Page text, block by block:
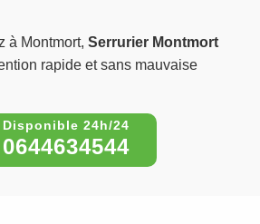
à Montmort, Serrurier Montmort
rapide et sans mauvaise
0644634544